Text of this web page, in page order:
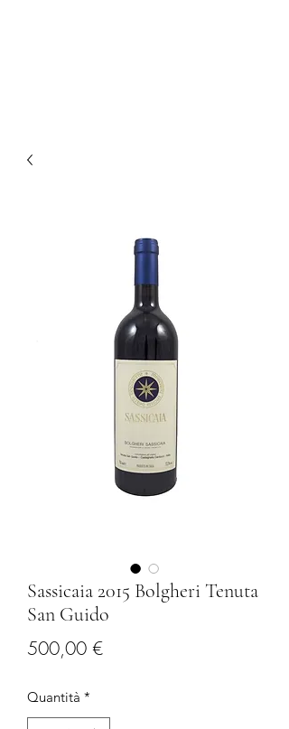
Sassicaia 2015 Bolgheri Tenuta
San Guido
500,00 €Prezzo
Quantità *